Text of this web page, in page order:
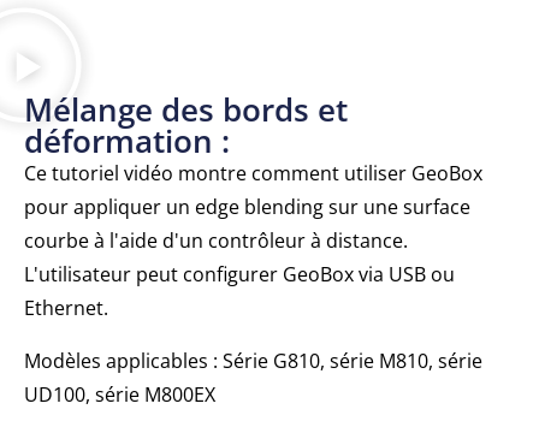
Mélange des bords et
déformation :
Ce tutoriel vidéo montre comment utiliser GeoBox
pour appliquer un edge blending sur une surface
courbe à l'aide d'un contrôleur à distance.
L'utilisateur peut configurer GeoBox via USB ou
Ethernet.
Modèles applicables : Série G810, série M810, série
UD100, série M800EX